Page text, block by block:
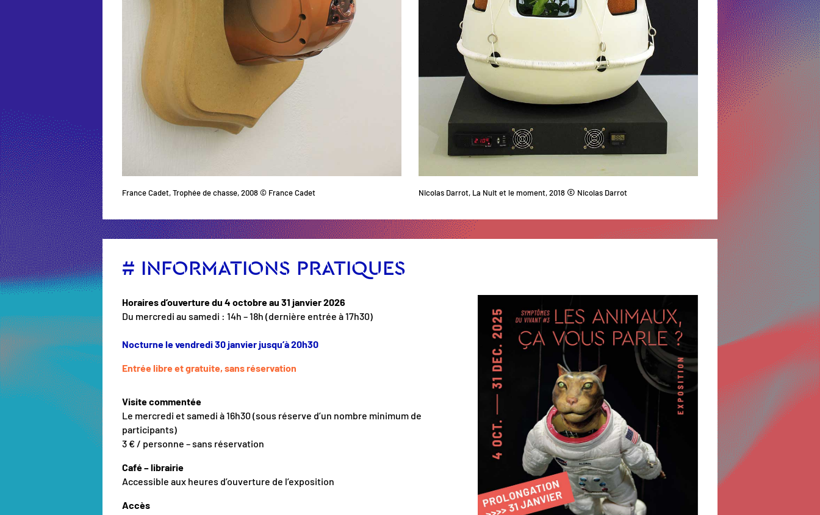
France Cadet, Trophée de chasse, 2008 © France Cadet Nicolas Darrot, La Nuit et le moment, 2018 © Nicolas Darrot
# INFORMATIONS PRATIQUES
Horaires d’ouverture du 4 octobre au 31 janvier 2026
Du mercredi au samedi : 14h – 18h (dernière entrée à 17h30)
Nocturne le vendredi 30 janvier jusqu’à 20h30
Entrée libre et gratuite, sans réservation
Visite commentée
Le mercredi et samedi à 16h30 (sous réserve d’un nombre minimum de
participants)
3 € / personne – sans réservation
Café – librairie
Accessible aux heures d’ouverture de l’exposition
Accès